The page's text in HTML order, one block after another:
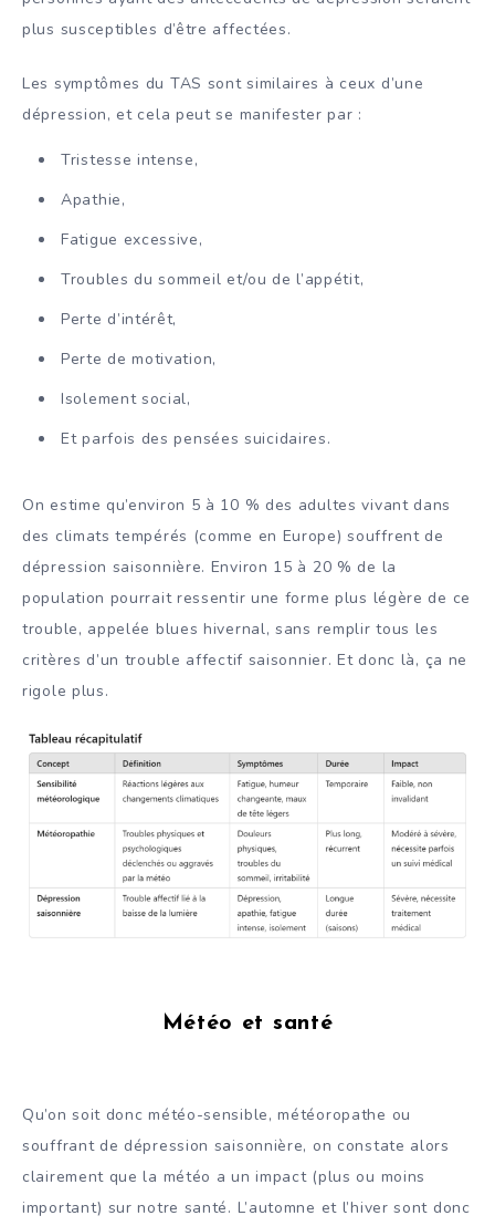
plus susceptibles d’être affectées.
Les symptômes du TAS sont similaires à ceux d’une
dépression, et cela peut se manifester par :
Tristesse intense,
Apathie,
Fatigue excessive,
Troubles du sommeil et/ou de l’appétit,
Perte d’intérêt,
Perte de motivation,
Isolement social,
Et parfois des pensées suicidaires.
On estime qu’environ 5 à 10 % des adultes vivant dans
des climats tempérés (comme en Europe) souffrent de
dépression saisonnière. Environ 15 à 20 % de la
population pourrait ressentir une forme plus légère de ce
trouble, appelée blues hivernal, sans remplir tous les
critères d’un trouble affectif saisonnier. Et donc là, ça ne
rigole plus.
Météo et santé
Qu’on soit donc météo-sensible, météoropathe ou
souffrant de dépression saisonnière, on constate alors
clairement que la météo a un impact (plus ou moins
important) sur notre santé. L’automne et l’hiver sont donc